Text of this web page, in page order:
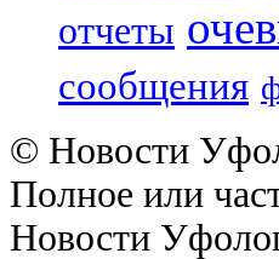
отчеты
сообщения
© Новости
Полное или
Новости